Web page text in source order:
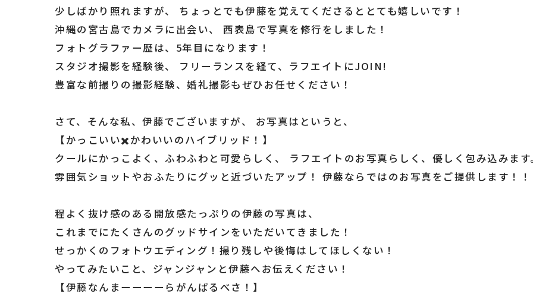
少しばかり照れますが、 ちょっとでも伊藤を覚えてくださるととても嬉しいです！
沖縄の宮古島でカメラに出会い、 西表島で写真を修行をしました！
フォトグラファー歴は、5年目になります！
スタジオ撮影を経験後、 フリーランスを経て、ラフエイトにJOIN!
豊富な前撮りの撮影経験、婚礼撮影もぜひお任せください！
さて、そんな私、伊藤でございますが、 お写真はというと、
【かっこいい✖️かわいいのハイブリッド！】
クールにかっこよく、ふわふわと可愛らしく、 ラフエイトのお写真らしく、優しく包み込みます
雰囲気ショットやおふたりにグッと近づいたアップ！ 伊藤ならではのお写真をご提供します！
程よく抜け感のある開放感たっぷりの伊藤の写真は、
これまでにたくさんのグッドサインをいただいてきました！
せっかくのフォトウエディング！撮り残しや後悔はしてほしくない！
やってみたいこと、ジャンジャンと伊藤へお伝えください！
【伊藤なんまーーーーらがんばるべさ！】